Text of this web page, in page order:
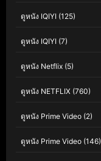
ดูหนัง IQIYI (125)
ดูหนัง IQIYI (7)
ดูหนัง Netflix (5)
ดูหนัง NETFLIX (760)
ดูหนัง Prime Video (2)
ดูหนัง Prime Video (146)